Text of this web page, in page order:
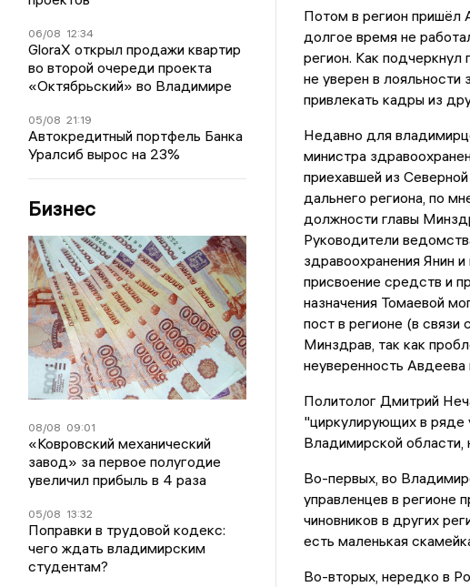
06/08 12:34
GloraX открыл продажи квартир
во второй очереди проекта
«Октябрьский» во Владимире
05/08 21:19
Автокредитный портфель Банка
Уралсиб вырос на 23%
Бизнес
08/08 09:01
«Ковровский механический
завод» за первое полугодие
увеличил прибыль в 4 раза
05/08 13:32
Поправки в трудовой кодекс:
чего ждать владимирским
студентам?
Потом в регион пришёл
долгое время не
регион. Как подчеркнул
не уверен в лояльности
привлекать кадры из
Недавно для
министра
приехавшей из
дальнего региона, по
должности главы
Руководители
здравоохранения Янин
присвоение средств и
назначения Томаевой
пост в регионе (в связи
Минздрав, так как
неуверенность
Политолог Дмитрий
"циркулирующих в ряде
Владимирской области,
Во-первых, во
управленцев в регионе
чиновников в других
есть маленькая
Во-вторых, нередко в